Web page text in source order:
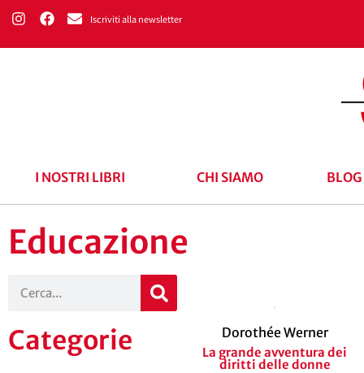
Iscriviti alla newsletter
I NOSTRI LIBRI CHI SIAMO BLOG
Educazione
Categorie Dorothée Werner
La grande avventura dei
diritti delle donne